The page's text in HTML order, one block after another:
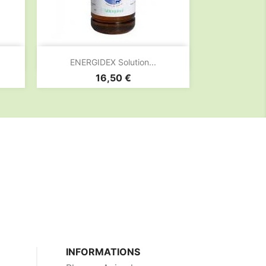
ENERGIDEX Solution...
Prix
16,50 €
Aperçu rapide
INFORMATIONS